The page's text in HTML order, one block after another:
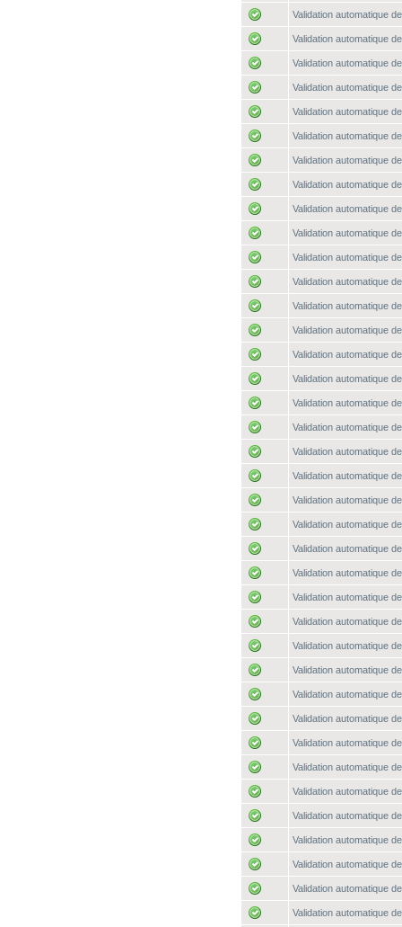
Validation automatique
Validation automatique
Validation automatique
Validation automatique
Validation automatique
Validation automatique
Validation automatique
Validation automatique
Validation automatique
Validation automatique
Validation automatique
Validation automatique
Validation automatique
Validation automatique
Validation automatique
Validation automatique
Validation automatique
Validation automatique
Validation automatique
Validation automatique
Validation automatique
Validation automatique
Validation automatique
Validation automatique
Validation automatique
Validation automatique
Validation automatique
Validation automatique
Validation automatique
Validation automatique
Validation automatique
Validation automatique
Validation automatique
Validation automatique
Validation automatique
Validation automatique
Validation automatique
Validation automatique